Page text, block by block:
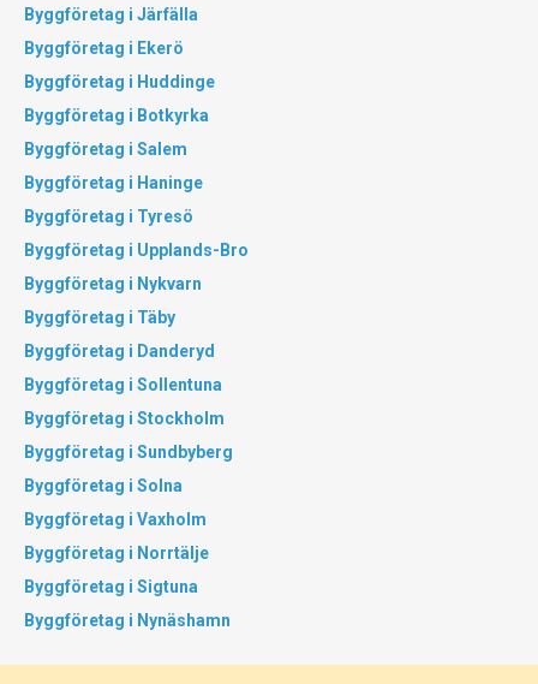
Byggföretag i Järfälla
Byggföretag i Ekerö
Byggföretag i Huddinge
Byggföretag i Botkyrka
Byggföretag i Salem
Byggföretag i Haninge
Byggföretag i Tyresö
Byggföretag i Upplands-Bro
Byggföretag i Nykvarn
Byggföretag i Täby
Byggföretag i Danderyd
Byggföretag i Sollentuna
Byggföretag i Stockholm
Byggföretag i Sundbyberg
Byggföretag i Solna
Byggföretag i Vaxholm
Byggföretag i Norrtälje
Byggföretag i Sigtuna
Byggföretag i Nynäshamn